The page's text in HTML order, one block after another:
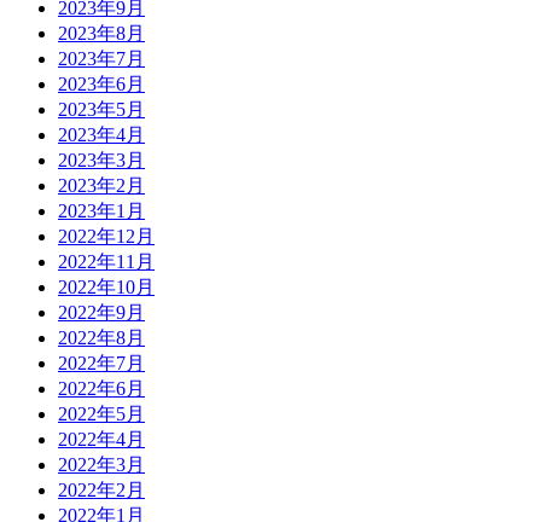
2023年9月
2023年8月
2023年7月
2023年6月
2023年5月
2023年4月
2023年3月
2023年2月
2023年1月
2022年12月
2022年11月
2022年10月
2022年9月
2022年8月
2022年7月
2022年6月
2022年5月
2022年4月
2022年3月
2022年2月
2022年1月